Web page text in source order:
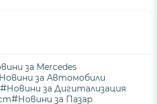
за Mercedes
Новини за Автомобили
#Новини за Дигитализация
#Новини за Пазар